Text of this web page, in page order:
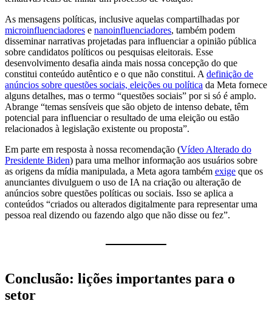
As mensagens políticas, inclusive aquelas compartilhadas por
microinfluenciadores e nanoinfluenciadores, também podem
disseminar narrativas projetadas para influenciar a opinião pública
sobre candidatos políticos ou pesquisas eleitorais. Esse
desenvolvimento desafia ainda mais nossa concepção do que
constitui conteúdo autêntico e o que não constitui. A definição de
anúncios sobre questões sociais, eleições ou política da Meta fornece
alguns detalhes, mas o termo “questões sociais” por si só é amplo.
Abrange “temas sensíveis que são objeto de intenso debate, têm
potencial para influenciar o resultado de uma eleição ou estão
relacionados à legislação existente ou proposta”.
Em parte em resposta à nossa recomendação (Vídeo Alterado do
Presidente Biden) para uma melhor informação aos usuários sobre
as origens da mídia manipulada, a Meta agora também exige que os
anunciantes divulguem o uso de IA na criação ou alteração de
anúncios sobre questões políticas ou sociais. Isso se aplica a
conteúdos “criados ou alterados digitalmente para representar uma
pessoa real dizendo ou fazendo algo que não disse ou fez”.
Conclusão: lições importantes para o
setor